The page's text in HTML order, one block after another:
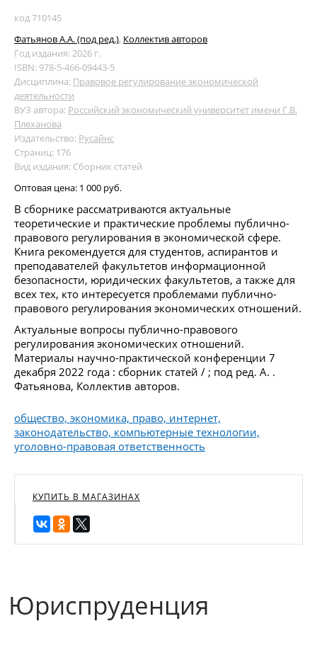
код 710145
Фатьянов А.А. (под ред.), Коллектив авторов
Год издания: 2026 г.
ISBN: 978-5-466-09443-5
Дисциплина: Правовое регулирование экономической
деятельности
ВУЗ автора: Российский экономический университет имени Г.В.
Плеханова
Издательство: Русайнс
Страниц: 176
Вид издания: Сборник статей
Оптовая цена: 1 000 руб.
В сборнике рассматриваются актуальные
теоретические и практические проблемы публично-
правового регулирования в экономической сфере.
Книга рекомендуется для студентов, аспирантов и
преподавателей факультетов информационной
безопасности, юридических факультетов, а также для
всех тех, кто интересуется проблемами публично-
правового регулирования экономических отношений.
Актуальные вопросы публично-правового
регулирования экономических отношений.
Материалы научно-практической конференции 7
декабря 2022 года : сборник статей / ; под ред. А. .
Фатьянова, Коллектив авторов.
общество, экономика, право, интернет,
законодательство, компьютерные технологии,
уголовно-правовая ответственность
КУПИТЬ В МАГАЗИНАХ
Юриспруденция